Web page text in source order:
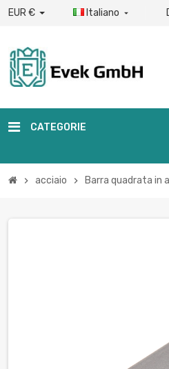
EUR € Italiano 
CATEGORIE
chevron_right acciaio chevron_right Barra quadrata in